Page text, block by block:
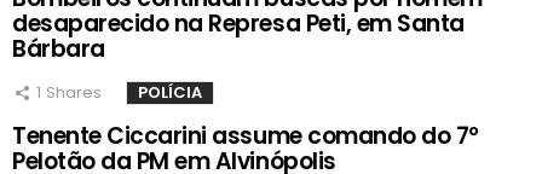
desaparecido na Represa Peti, em Santa
Bárbara
1 Shares POLÍCIA
Tenente Ciccarini assume comando do 7º
Pelotão da PM em Alvinópolis